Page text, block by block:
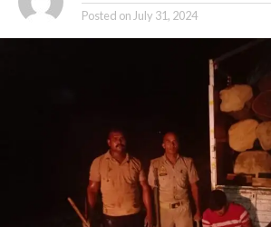
Posted on July 31, 2024